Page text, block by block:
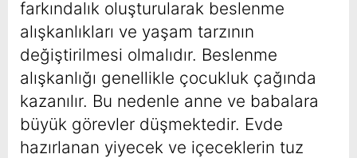
farkındalık oluşturularak beslenme
alışkanlıkları ve yaşam tarzının
değiştirilmesi olmalıdır. Beslenme
alışkanlığı genellikle çocukluk çağında
kazanılır. Bu nedenle anne ve babalara
büyük görevler düşmektedir. Evde
hazırlanan yiyecek ve içeceklerin tuz